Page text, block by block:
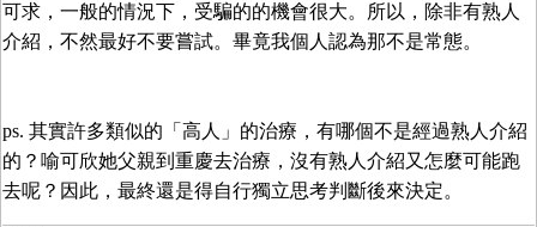
可求，一般的情況下，受騙的的機會很大。所以，除非有熟人
介紹，不然最好不要嘗試。畢竟我個人認為那不是常態。
ps. 其實許多類似的「高人」的治療，有哪個不是經過熟人介紹
的？喻可欣她父親到重慶去治療，沒有熟人介紹又怎麼可能跑
去呢？因此，最終還是得自行獨立思考判斷後來決定。